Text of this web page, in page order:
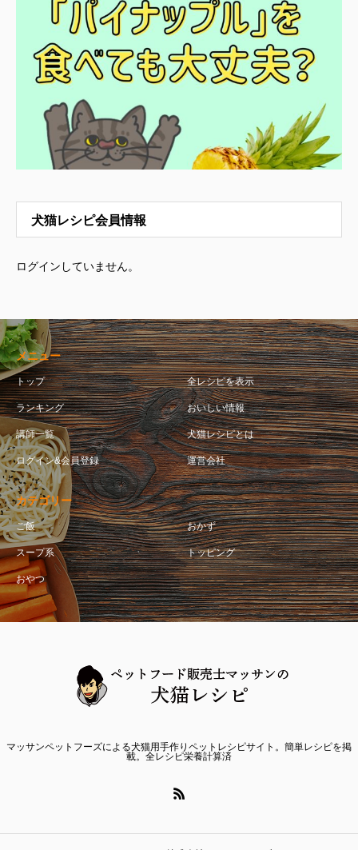
犬猫レシピ会員情報
ログインしていません。
メニュー
トップ 全レシピを表示
ランキング おいしい情報
講師一覧 犬猫レシピとは
ログイン&会員登録 運営会社
カテゴリー
ご飯 おかず
スープ系 トッピング
おやつ
マッサンペットフーズによる犬猫用手作りペットレシピサイト。簡単レシピを掲
載。全レシピ栄養計算済